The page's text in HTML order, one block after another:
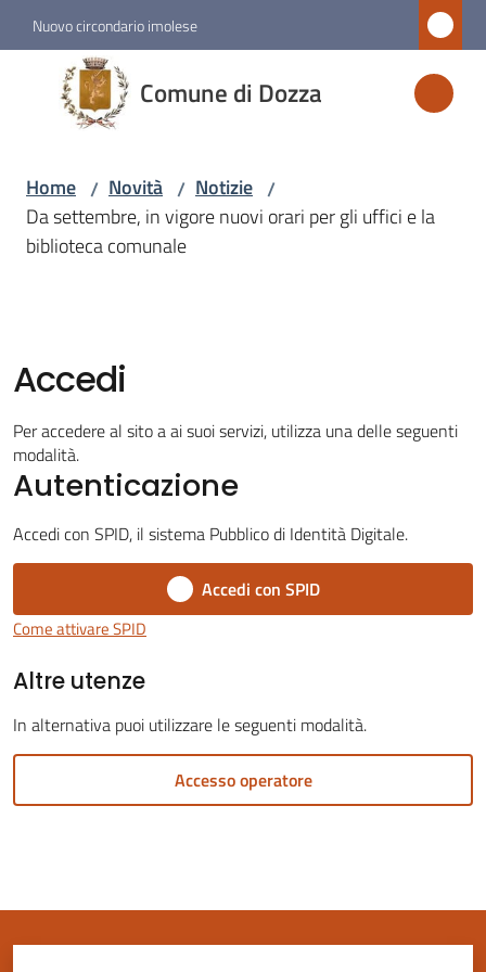
Vai al contenuto
Vai alla navigazione
Vai al footer
Nuovo circondario imolese
Comune di Dozza
Comune
di
Dozza
Amministrazione
Servizi
Vivere
Dozza
Servizi
line
Tutti
argomenti
Home / Novità / Notizie /
Da settembre, in vigore nuovi orari per gli uffici e la
biblioteca comunale
Accedi
Per accedere al sito a ai suoi servizi, utilizza una delle seguenti
modalità.
Autenticazione
Accedi con SPID, il sistema Pubblico di Identità Digitale.
Accedi con SPID
Come attivare SPID
Altre utenze
In alternativa puoi utilizzare le seguenti modalità.
Accesso operatore